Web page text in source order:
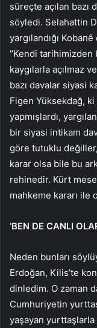
süreçte açılan bazı
söyledi. Selahattin
yargılandığı
“Kendi tarihimizden
kaygılarla açılmaz
bazı davalar siyasi
Figen Yüksekdağ,
yapmışlardı,
bir siyasi intikam
göre tutuklu
karar olsa bile bu
rehinedir. Kürt
mahkeme kararı ile
‘BEN DE CANLI
Neden bunları
Erdoğan, Kilis’te
dinledim. O zaman
Cumhuriyetin
yaşayan yurttaşlarla